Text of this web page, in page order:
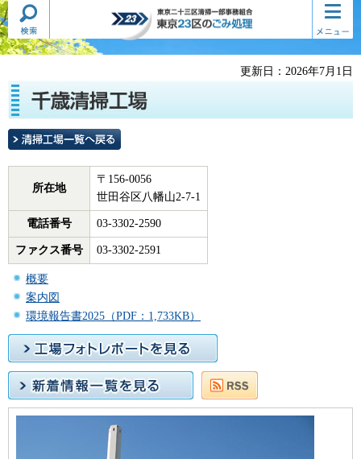
東京二十三区清掃一部事務組合
東京23区のごみ処理
検索・
共通メ
ニュー
コンテ
ンツメ
ニュー
更新日：2026年7月1日
所在地
〒156-0056
世田谷区八幡山2-7-1
電話番号 03-3302-2590
ファクス番号 03-3302-2591
概要
案内図
環境報告書2025（PDF：1,733KB）